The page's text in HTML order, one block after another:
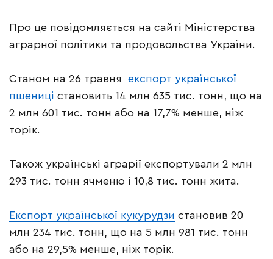
Про це повідомляється на сайті Міністерства
аграрної політики та продовольства України.
Станом на 26 травня експорт української
пшениці становить 14 млн 635 тис. тонн, що на
2 млн 601 тис. тонн або на 17,7% менше, ніж
торік.
Також українські аграрії експортували 2 млн
293 тис. тонн ячменю і 10,8 тис. тонн жита.
Експорт української кукурудзи становив 20
млн 234 тис. тонн, що на 5 млн 981 тис. тонн
або на 29,5% менше, ніж торік.